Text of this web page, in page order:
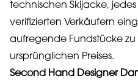
technischen Skijacke,
verifizierten Verkäufern
aufregende Fundstücke zu
ursprünglichen Preises.
Second Hand Designer